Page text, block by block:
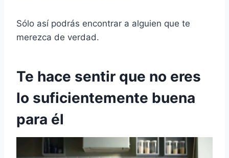
Sólo así podrás encontrar a alguien que te
merezca de verdad.
Te hace sentir que no eres
lo suficientemente buena
para él